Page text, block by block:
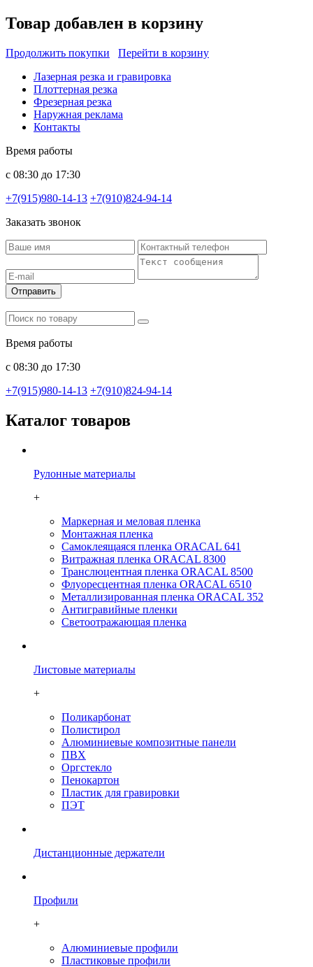
Товар добавлен в корзину
Продолжить покупки
Перейти в корзину
Лазерная резка и гравировка
Плоттерная резка
Фрезерная резка
Наружная реклама
Контакты
Время работы
с 08:30 до 17:30
+7(915)980-14-13 +7(910)824-94-14
Заказать звонок
Отправить
Время работы
с 08:30 до 17:30
+7(915)980-14-13 +7(910)824-94-14
Каталог товаров
Рулонные материалы
+
Маркерная и меловая пленка
Монтажная пленка
Самоклеящаяся пленка ORACAL 641
Витражная пленка ORACAL 8300
Транслюцентная пленка ORACAL 8500
Флуоресцентная пленка ORACAL 6510
Металлизированная пленка ORACAL 352
Антигравийные пленки
Светоотражающая пленка
Листовые материалы
+
Поликарбонат
Полистирол
Алюминиевые композитные панели
ПВХ
Оргстекло
Пенокартон
Плаcтик для гравировки
ПЭТ
Дистанционные держатели
Профили
+
Алюминиевые профили
Пластиковые профили